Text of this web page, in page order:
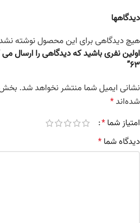
دیدگاهها
هیچ دیدگاهی برای این محصول نوشته
اولین نفری باشید که دیدگاهی را ارسال
63”
نشانی ایمیل شما منتشر نخواهد شد.
شده‌اند*
امتیاز شما*
دیدگاه شما*